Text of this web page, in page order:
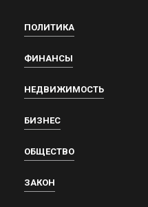
ПОЛИТИКА
ФИНАНСЫ
НЕДВИЖИМОСТЬ
БИЗНЕС
ОБЩЕСТВО
ЗАКОН